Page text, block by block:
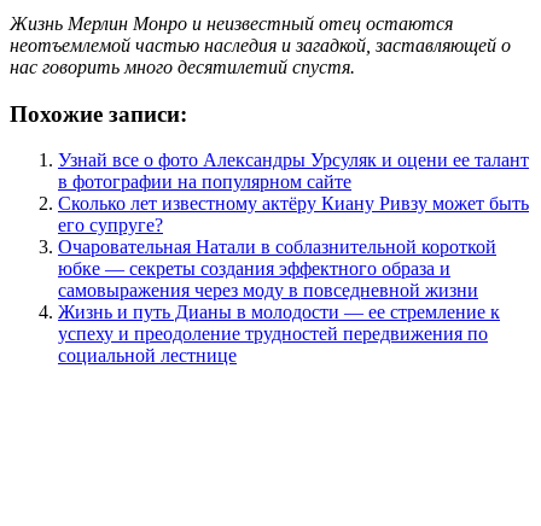
Жизнь Мерлин Монро и неизвестный отец остаются
неотъемлемой частью наследия и загадкой, заставляющей о
нас говорить много десятилетий спустя.
Похожие записи:
Узнай все о фото Александры Урсуляк и оцени ее талант
в фотографии на популярном сайте
Сколько лет известному актёру Киану Ривзу может быть
его супруге?
Очаровательная Натали в соблазнительной короткой
юбке — секреты создания эффектного образа и
самовыражения через моду в повседневной жизни
Жизнь и путь Дианы в молодости — ее стремление к
успеху и преодоление трудностей передвижения по
социальной лестнице